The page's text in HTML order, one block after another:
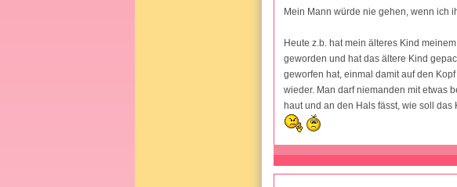
Mein Mann würde nie gehen, wenn ich
Heute z.b. hat mein älteres Kind
geworden und hat das ältere Kind
geworfen hat, einmal damit auf den
wieder. Man darf niemanden mit etwas
haut und an den Hals fässt, wie soll